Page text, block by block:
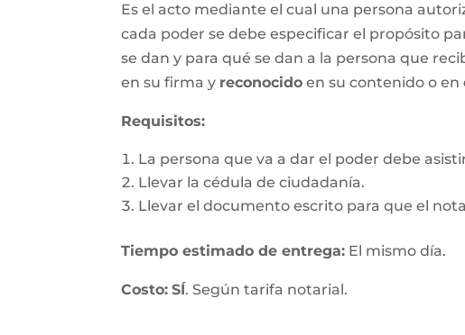
Es el acto mediante el cual una persona
cada poder se debe especificar el propósito
se dan y para qué se dan a la persona que
en su firma y reconocido en su contenido o en
Requisitos:
La persona que va a dar el poder debe
Llevar la cédula de ciudadanía.
Llevar el documento escrito para que el
Tiempo estimado de entrega: El mismo día.
Costo: SÍ. Según tarifa notarial.